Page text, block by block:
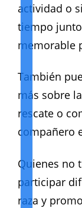
actividad o
tiempo
memorable
También
más sobre
rescate o
compañero
Quienes no
participar
raza y